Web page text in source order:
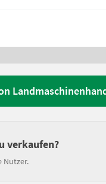
verkaufen?
Nutzer.